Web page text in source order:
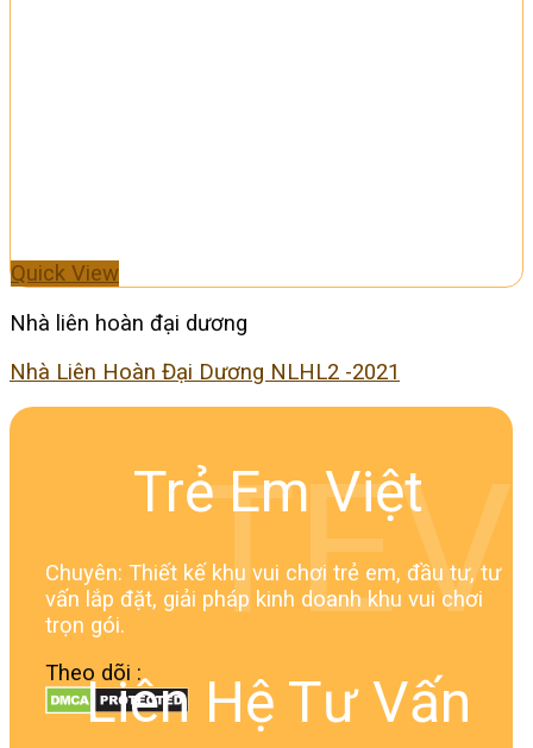
Quick View
Nhà liên hoàn đại dương
Nhà Liên Hoàn Đại Dương NLHL2 -2021
Trẻ Em Việt
Chuyên: Thiết kế khu vui chơi trẻ em, đầu tư, tư
vấn lắp đặt, giải pháp kinh doanh khu vui chơi
trọn gói.
Theo dõi :
TEV
Liên Hệ Tư Vấn